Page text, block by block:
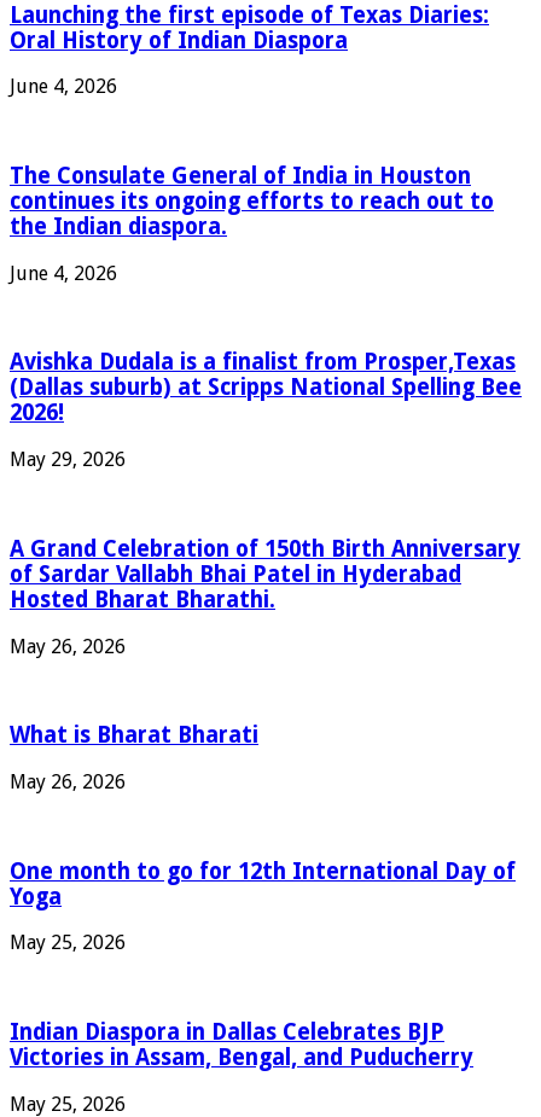
Launching the first episode of Texas Diaries:
Oral History of Indian Diaspora
June 4, 2026
The Consulate General of India in Houston
continues its ongoing efforts to reach out to
the Indian diaspora.
June 4, 2026
Avishka Dudala is a finalist from Prosper,Texas
(Dallas suburb) at Scripps National Spelling Bee
2026!
May 29, 2026
A Grand Celebration of 150th Birth Anniversary
of Sardar Vallabh Bhai Patel in Hyderabad
Hosted Bharat Bharathi.
May 26, 2026
What is Bharat Bharati
May 26, 2026
One month to go for 12th International Day of
Yoga
May 25, 2026
Indian Diaspora in Dallas Celebrates BJP
Victories in Assam, Bengal, and Puducherry
May 25, 2026